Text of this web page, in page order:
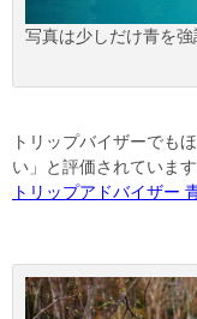
写真は少しだけ青を
トリップバイザーでも
い」と評価されています
トリップアドバイザー